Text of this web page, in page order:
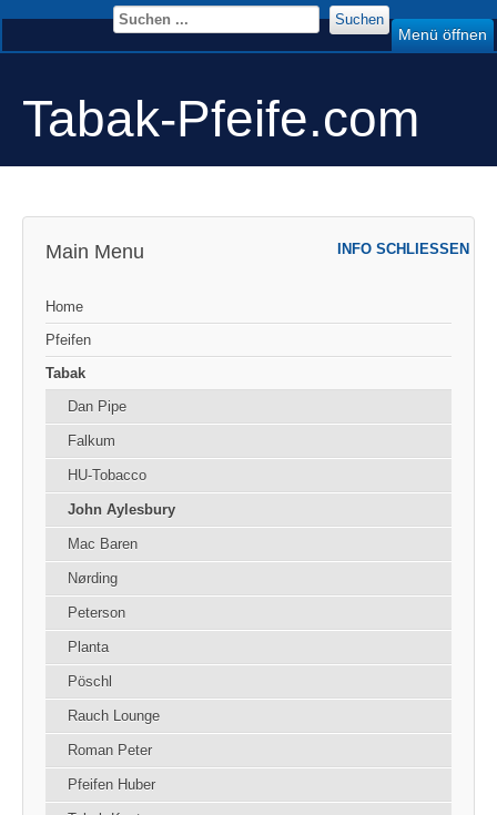
Tabak-Pfeife.com
Suchen
Menü öffnen
Main Menu
Home
Pfeifen
Tabak
Dan Pipe
Falkum
HU-Tobacco
John Aylesbury
Mac Baren
Nørding
Peterson
Planta
Pöschl
Rauch Lounge
Roman Peter
Pfeifen Huber
INFO SCHLIESSEN